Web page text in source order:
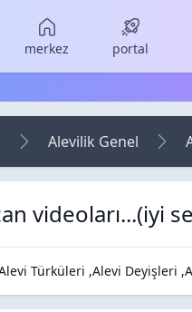
merkez portal
Alevilik Genel
videoları...(iyi
/ Forum
Türküleri ,Alevi Deyişleri